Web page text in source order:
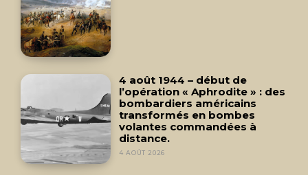
4 août 1944 – début de
l’opération « Aphrodite » : des
bombardiers américains
transformés en bombes
volantes commandées à
distance.
4 AOÛT 2026